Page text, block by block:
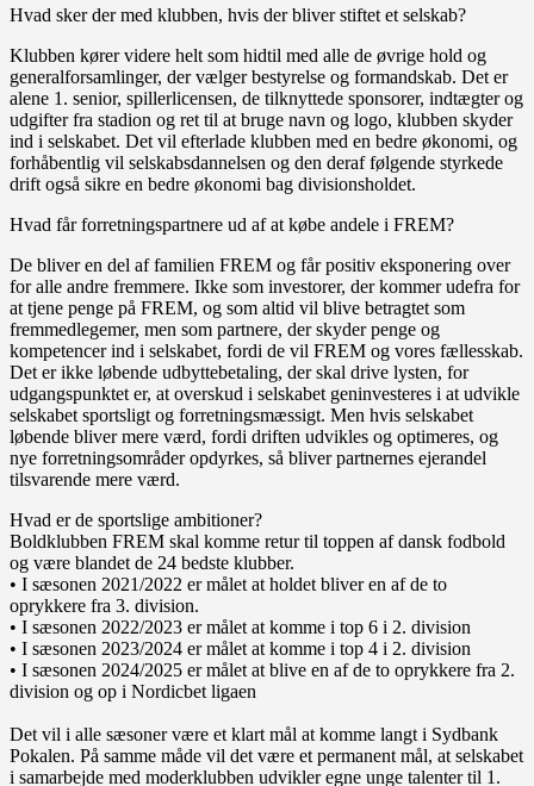
Hvad sker der med klubben, hvis der bliver stiftet et selskab?
Klubben kører videre helt som hidtil med alle de øvrige hold og
generalforsamlinger, der vælger bestyrelse og formandskab. Det er
alene 1. senior, spillerlicensen, de tilknyttede sponsorer, indtægter og
udgifter fra stadion og ret til at bruge navn og logo, klubben skyder
ind i selskabet. Det vil efterlade klubben med en bedre økonomi, og
forhåbentlig vil selskabsdannelsen og den deraf følgende styrkede
drift også sikre en bedre økonomi bag divisionsholdet.
Hvad får forretningspartnere ud af at købe andele i FREM?
De bliver en del af familien FREM og får positiv eksponering over
for alle andre fremmere. Ikke som investorer, der kommer udefra for
at tjene penge på FREM, og som altid vil blive betragtet som
fremmedlegemer, men som partnere, der skyder penge og
kompetencer ind i selskabet, fordi de vil FREM og vores fællesskab.
Det er ikke løbende udbyttebetaling, der skal drive lysten, for
udgangspunktet er, at overskud i selskabet geninvesteres i at udvikle
selskabet sportsligt og forretningsmæssigt. Men hvis selskabet
løbende bliver mere værd, fordi driften udvikles og optimeres, og
nye forretningsområder opdyrkes, så bliver partnernes ejerandel
tilsvarende mere værd.
Hvad er de sportslige ambitioner?
Boldklubben FREM skal komme retur til toppen af dansk fodbold
og være blandet de 24 bedste klubber.
• I sæsonen 2021/2022 er målet at holdet bliver en af de to
oprykkere fra 3. division.
• I sæsonen 2022/2023 er målet at komme i top 6 i 2. division
• I sæsonen 2023/2024 er målet at komme i top 4 i 2. division
• I sæsonen 2024/2025 er målet at blive en af de to oprykkere fra 2.
division og op i Nordicbet ligaen
Det vil i alle sæsoner være et klart mål at komme langt i Sydbank
Pokalen. På samme måde vil det være et permanent mål, at selskabet
i samarbejde med moderklubben udvikler egne unge talenter til 1.